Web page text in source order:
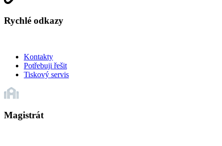
Rychlé odkazy
Kontakty
Potřebuji řešit
Tiskový servis
Magistrát